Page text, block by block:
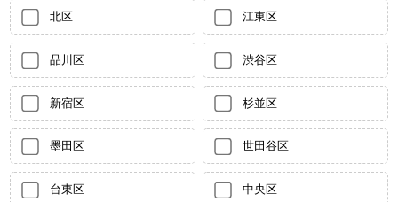
北区 江東区
品川区 渋谷区
新宿区 杉並区
墨田区 世田谷区
台東区 中央区